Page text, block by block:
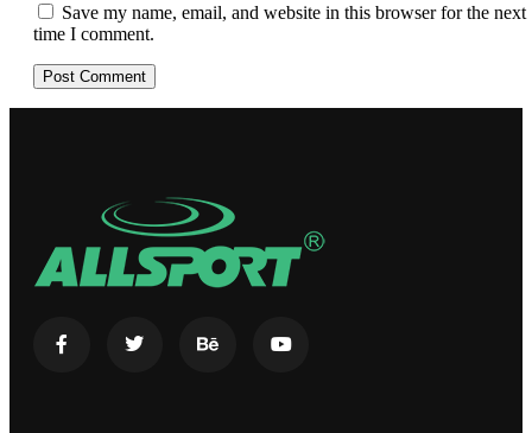
Save my name, email, and website in this browser for the next
time I comment.